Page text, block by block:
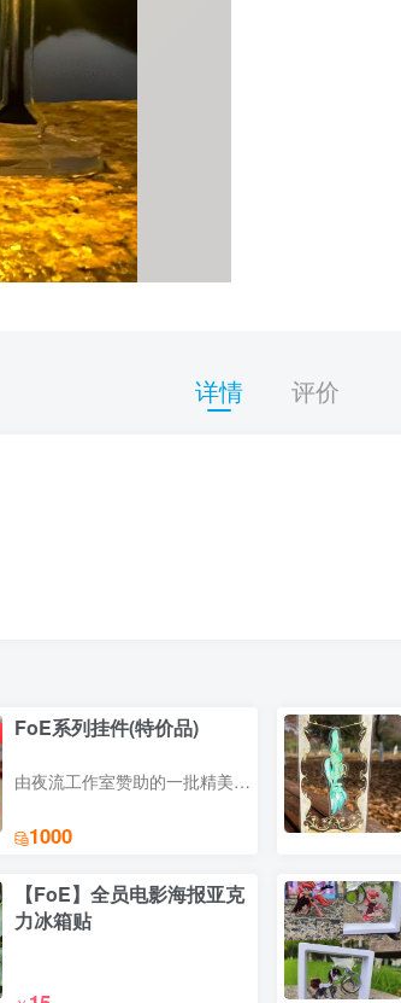
详情 评价
FoE系列挂件(特价品)
由夜流工作室赞助的一批精美小挂件(展示品，有一定磨损)
1000
【FoE】全员电影海报亚克
力冰箱贴